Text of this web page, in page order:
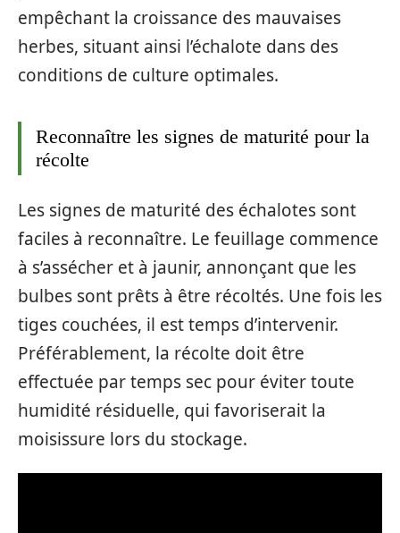
empêchant la croissance des mauvaises
herbes, situant ainsi l’échalote dans des
conditions de culture optimales.
Reconnaître les signes de maturité pour la
récolte
Les signes de maturité des échalotes sont
faciles à reconnaître. Le feuillage commence
à s’assécher et à jaunir, annonçant que les
bulbes sont prêts à être récoltés. Une fois les
tiges couchées, il est temps d’intervenir.
Préférablement, la récolte doit être
effectuée par temps sec pour éviter toute
humidité résiduelle, qui favoriserait la
moisissure lors du stockage.